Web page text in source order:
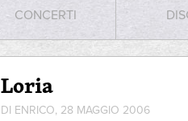
CONCERTI
Loria
DI ENRICO, 28 MAGGIO 2006